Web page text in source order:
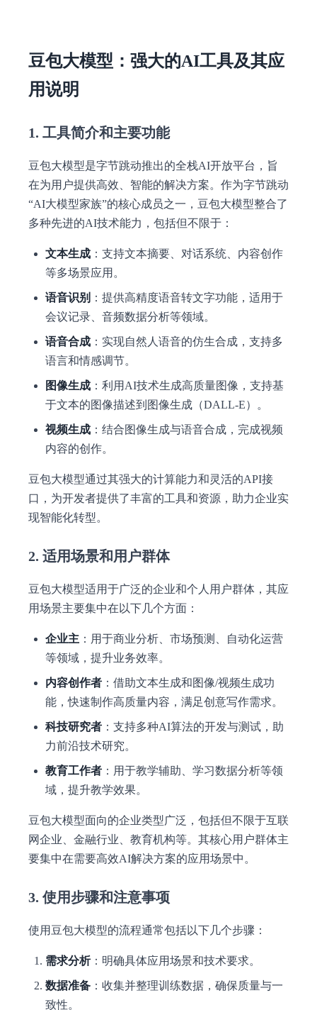
豆包大模型：强大的AI工具及其应
用说明
1. 工具简介和主要功能
豆包大模型是字节跳动推出的全栈AI开放平台，旨
在为用户提供高效、智能的解决方案。作为字节跳动
“AI大模型家族”的核心成员之一，豆包大模型整合了
多种先进的AI技术能力，包括但不限于：
文本生成 ：支持文本摘要、对话系统、内容创作
等多场景应用。
语音识别 ：提供高精度语音转文字功能，适用于
会议记录、音频数据分析等领域。
语音合成 ：实现自然人语音的仿生合成，支持多
语言和情感调节。
图像生成 ：利用AI技术生成高质量图像，支持基
于文本的图像描述到图像生成（DALL-E）。
视频生成 ：结合图像生成与语音合成，完成视频
内容的创作。
豆包大模型通过其强大的计算能力和灵活的API接
口，为开发者提供了丰富的工具和资源，助力企业实
现智能化转型。
2. 适用场景和用户群体
豆包大模型适用于广泛的企业和个人用户群体，其应
用场景主要集中在以下几个方面：
企业主 ：用于商业分析、市场预测、自动化运营
等领域，提升业务效率。
内容创作者 ：借助文本生成和图像/视频生成功
能，快速制作高质量内容，满足创意写作需求。
科技研究者 ：支持多种AI算法的开发与测试，助
力前沿技术研究。
教育工作者 ：用于教学辅助、学习数据分析等领
域，提升教学效果。
豆包大模型面向的企业类型广泛，包括但不限于互联
网企业、金融行业、教育机构等。其核心用户群体主
要集中在需要高效AI解决方案的应用场景中。
3. 使用步骤和注意事项
使用豆包大模型的流程通常包括以下几个步骤：
需求分析：明确具体应用场景和技术要求。
数据准备 ：收集并整理训练数据，确保质量与一
致性。